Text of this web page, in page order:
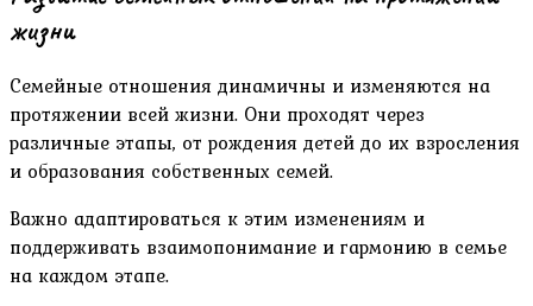
жизни
Семейные отношения динамичны и изменяются на
протяжении всей жизни. Они проходят через
различные этапы, от рождения детей до их взросления
и образования собственных семей.
Важно адаптироваться к этим изменениям и
поддерживать взаимопонимание и гармонию в семье
на каждом этапе.